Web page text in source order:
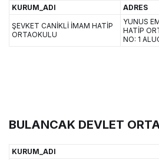
KURUM_ADI ADRES
ŞEVKET CANİKLİ İMAM HATİP
ORTAOKULU
YUNUS
HATİP
NO: 1
BULANCAK DEVLET
KURUM_ADI